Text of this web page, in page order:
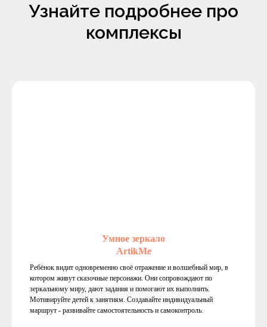
Узнайте подробнее про
комплексы
Умное зеркало
ArtikMe
Ребёнок видит одновременно своё отражение и волшебный мир, в
котором живут сказочные персонажи. Они сопровождают по
зеркальному миру, дают задания и помогают их выполнить.
Мотивируйте детей к занятиям. Создавайте индивидуальный
маршрут - развивайте самостоятельность и самоконтроль.